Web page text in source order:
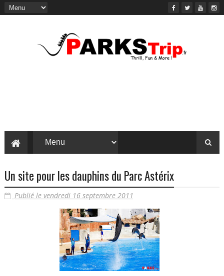
Un site pour les dauphins du Parc Astérix
Publié le vendredi 16 septembre 2011